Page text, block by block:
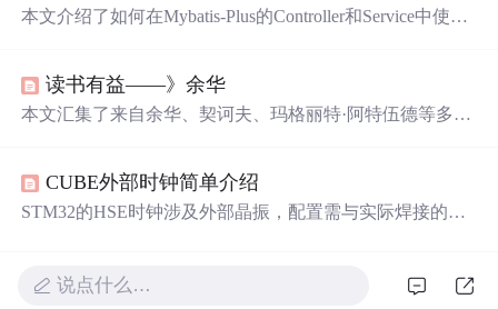
本文介绍了如何在Mybatis-Plus的Controller和Service中使用e
数据库操作的简化和高效查询实践。
读书有益——》余华
本文汇集了来自余华、契诃夫、玛格丽特·阿特伍德等多位
刻的馈赠，再到理解孤独的意义，这些名言不仅反映了作
者们对世界的独特观察，也为我们提供了面对生活挑战的
CUBE外部时钟简单介绍
STM32的HSE时钟涉及外部晶振，配置需与实际焊接的晶
说点什么…